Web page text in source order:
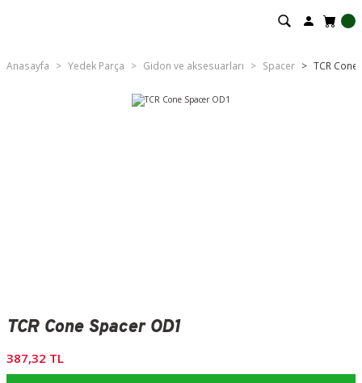
Anasayfa Yedek Parça Gidon ve aksesuarları Spacer TCR
TCR Cone Spacer OD1
387,32 TL